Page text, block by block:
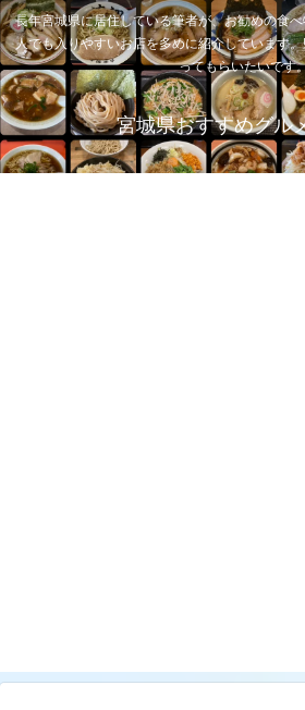
長年宮城県に居住している筆者が、お勧めの食
人でも入りやすいお店を多めに紹介しています
ってもらいたいです
宮城県おすすめグル